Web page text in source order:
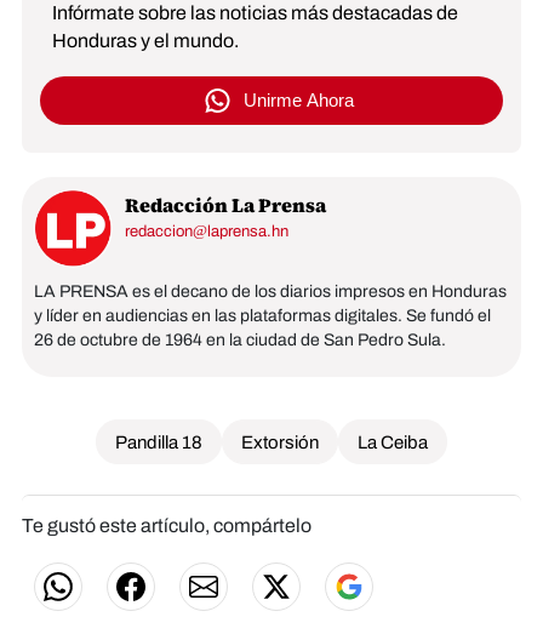
Infórmate sobre las noticias más destacadas de
Honduras y el mundo.
Unirme Ahora
Redacción La Prensa
redaccion@laprensa.hn
LA PRENSA es el decano de los diarios impresos en Honduras
y líder en audiencias en las plataformas digitales. Se fundó el
26 de octubre de 1964 en la ciudad de San Pedro Sula.
Pandilla 18 Extorsión La Ceiba
Te gustó este artículo, compártelo